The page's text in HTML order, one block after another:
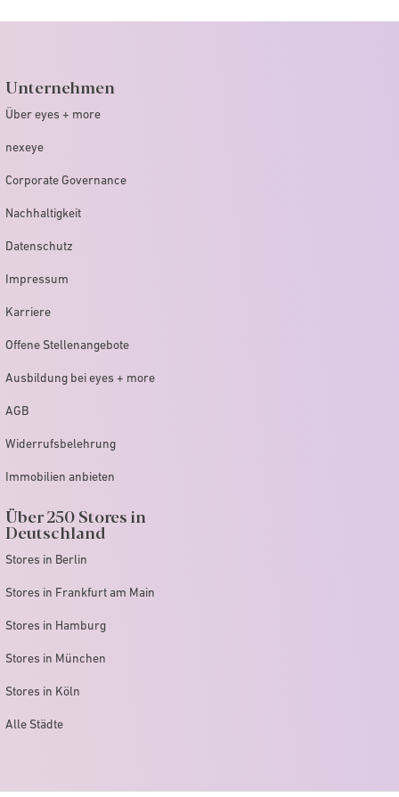
Unternehmen
Über eyes + more
nexeye
Corporate Governance
Nachhaltigkeit
Datenschutz
Impressum
Karriere
Offene Stellenangebote
Ausbildung bei eyes + more
AGB
Widerrufsbelehrung
Immobilien anbieten
Über 250 Stores in
Deutschland
Stores in Berlin
Stores in Frankfurt am Main
Stores in Hamburg
Stores in München
Stores in Köln
Alle Städte